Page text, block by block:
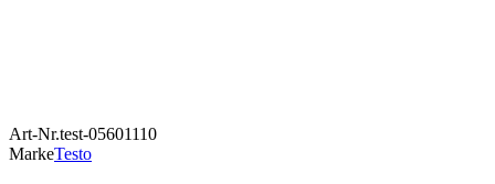
Art-Nr.test-05601110
MarkeTesto